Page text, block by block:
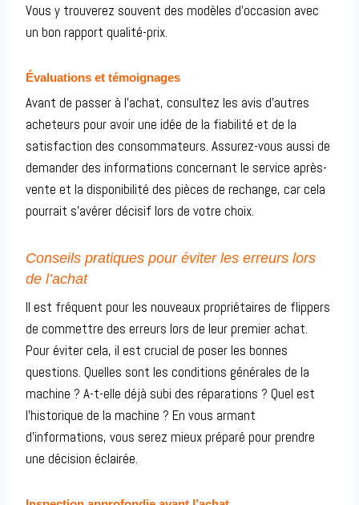
Vous y trouverez souvent des modèles d’occasion avec
un bon rapport qualité-prix.
Évaluations et témoignages
Avant de passer à l’achat, consultez les avis d’autres
acheteurs pour avoir une idée de la fiabilité et de la
satisfaction des consommateurs. Assurez-vous aussi de
demander des informations concernant le service après-
vente et la disponibilité des pièces de rechange, car cela
pourrait s’avérer décisif lors de votre choix.
Conseils pratiques pour éviter les erreurs lors
de l’achat
Il est fréquent pour les nouveaux propriétaires de flippers
de commettre des erreurs lors de leur premier achat.
Pour éviter cela, il est crucial de poser les bonnes
questions. Quelles sont les conditions générales de la
machine ? A-t-elle déjà subi des réparations ? Quel est
l’historique de la machine ? En vous armant
d’informations, vous serez mieux préparé pour prendre
une décision éclairée.